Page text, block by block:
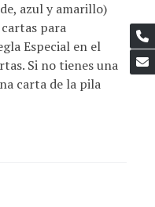
azul y amarillo)
para
Especial en el
Si no tienes una
carta de la pila